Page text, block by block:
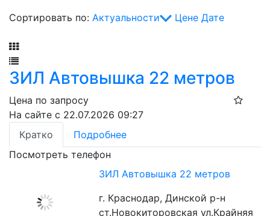
Сортировать по: Актуальности Цене Дате
ЗИЛ Автовышка 22 метров
Цена по запросу
На сайте с 22.07.2026 09:27
Кратко
Подробнее
Посмотреть телефон
ЗИЛ Автовышка 22 метров
г. Краснодар, Динской р-н
ст.Новокиторовская ул.Крайняя